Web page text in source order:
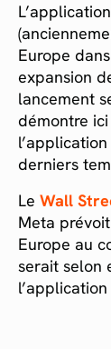
Europe
expansion
lancement
démontre
derniers
Le Wall
Meta
Europe au
serait selon